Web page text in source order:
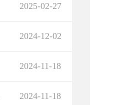
2025-02-27
2024-12-02
2024-11-18
2024-11-18